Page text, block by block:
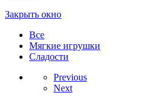
Закрыть окно
Все
Мягкие игрушки
Сладости
Previous
Next